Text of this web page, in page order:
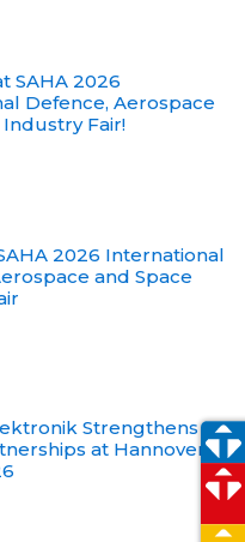
SAHA 2026
Defence, Aerospace
Fair!
2026 International
and Space
Strengthens
at Hannover